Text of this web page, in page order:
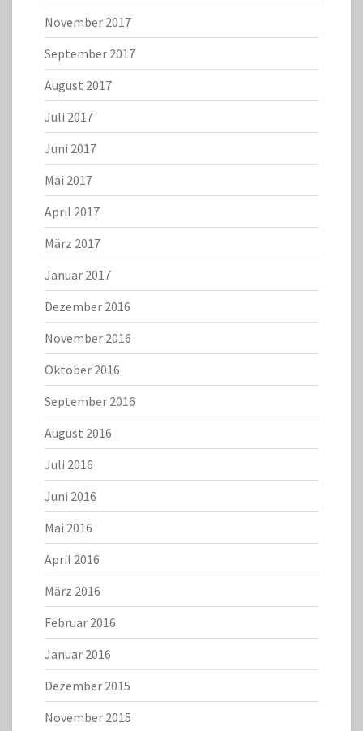
November 2017
September 2017
August 2017
Juli 2017
Juni 2017
Mai 2017
April 2017
März 2017
Januar 2017
Dezember 2016
November 2016
Oktober 2016
September 2016
August 2016
Juli 2016
Juni 2016
Mai 2016
April 2016
März 2016
Februar 2016
Januar 2016
Dezember 2015
November 2015